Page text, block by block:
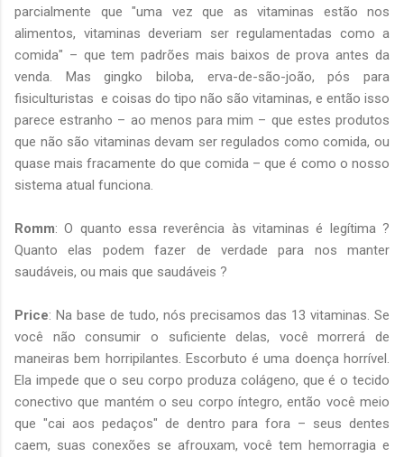
parcialmente que "uma vez que as vitaminas estão nos
alimentos, vitaminas deveriam ser regulamentadas como a
comida" – que tem padrões mais baixos de prova antes da
venda. Mas gingko biloba, erva-de-são-joão, pós para
fisiculturistas e coisas do tipo não são vitaminas, e então isso
parece estranho – ao menos para mim – que estes produtos
que não são vitaminas devam ser regulados como comida, ou
quase mais fracamente do que comida – que é como o nosso
sistema atual funciona.
Romm: O quanto essa reverência às vitaminas é legítima ?
Quanto elas podem fazer de verdade para nos manter
saudáveis, ou mais que saudáveis ?
Price: Na base de tudo, nós precisamos das 13 vitaminas. Se
você não consumir o suficiente delas, você morrerá de
maneiras bem horripilantes. Escorbuto é uma doença horrível.
Ela impede que o seu corpo produza colágeno, que é o tecido
conectivo que mantém o seu corpo íntegro, então você meio
que "cai aos pedaços" de dentro para fora – seus dentes
caem, suas conexões se afrouxam, você tem hemorragia e